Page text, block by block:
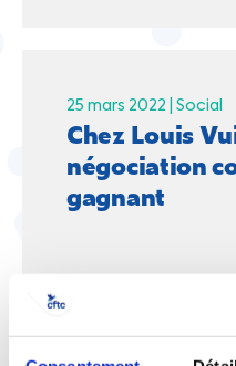
25 mars 2022 | Social
Chez Louis
négociation
gagnant
29 avril 2021 | Social